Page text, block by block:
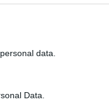
data.
Data.